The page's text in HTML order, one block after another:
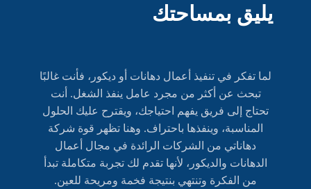
لما تفكر في تنفيذ أعمال دهانات أو ديكور، فأنت غالبًا
تبحث عن أكثر من مجرد عامل ينفذ الشغل. أنت
تحتاج إلى فريق يفهم احتياجك، ويقترح عليك الحلول
المناسبة، وينفذها باحتراف. وهنا تظهر قوة شركة
دهاناتي من الشركات الرائدة في مجال أعمال
الدهانات والديكور، لأنها تقدم لك تجربة متكاملة تبدأ
من الفكرة وتنتهي بنتيجة فخمة ومريحة للعين.